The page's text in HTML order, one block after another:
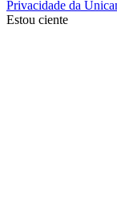
Privacidade da
Estou ciente